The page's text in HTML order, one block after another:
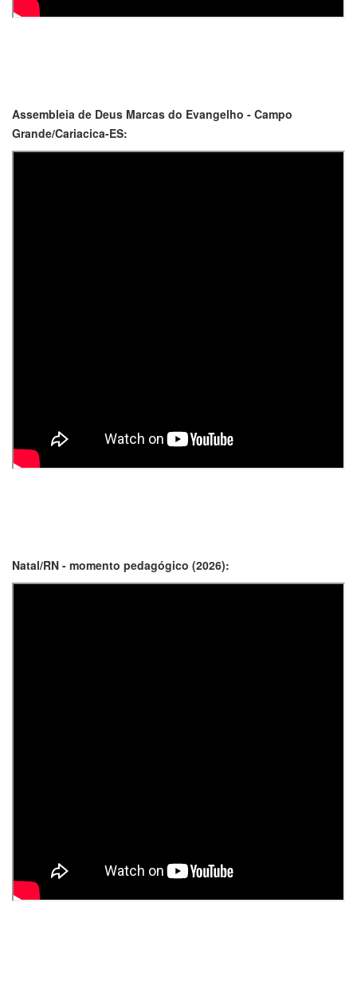
Assembleia de Deus Marcas do Evangelho - Campo
Grande/Cariacica-ES:
Natal/RN - momento pedagógico (2026):